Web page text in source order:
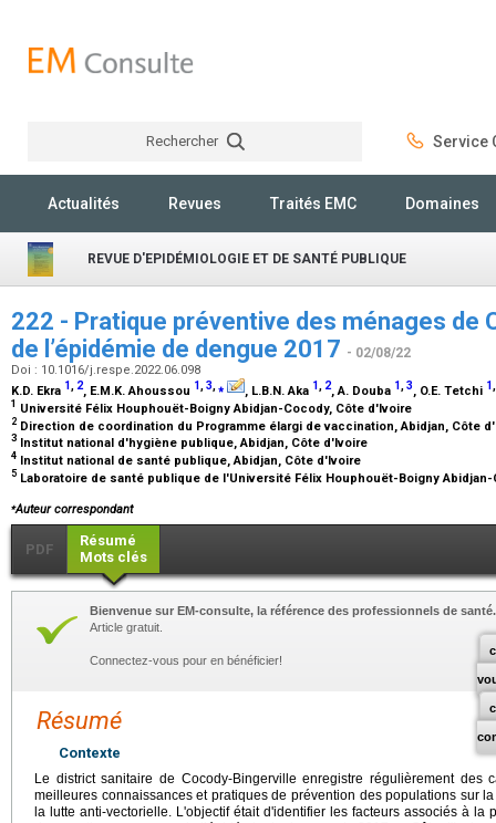
Rechercher Service
Actualités Revues Traités EMC Domaines
REVUE D'EPIDÉMIOLOGIE ET DE SANTÉ PUBLIQUE
222 - Pratique préventive des ménages de
de l’épidémie de dengue 2017 - 02/08/22
Doi : 10.1016/j.respe.2022.06.098
K.D. Ekra 1, 2, E.M.K. Ahoussou 1,3,⁎ , L.B.N. Aka 1, 2, A. Douba 1,3, O.E. Tetchi 1
1 Université Félix Houphouët-Boigny Abidjan-Cocody, Côte d'Ivoire
2 Direction de coordination du Programme élargi de vaccination, Abidjan, Côte
3 Institut national d'hygiène publique, Abidjan, Côte d'Ivoire
4 Institut national de santé publique, Abidjan, Côte d'Ivoire
5 Laboratoire de santé publique de l'Université Félix Houphouët-Boigny
⁎Auteur correspondant
PDF
Résumé
Mots clés
Bienvenue sur EM-consulte, la référence des professionnels de santé.
Article gratuit.
Connectez-vous pour en bénéficier!
Résumé
Contexte
Le district sanitaire de Cocody-Bingerville enregistre régulièrement
meilleures connaissances et pratiques de prévention des populations sur
la lutte anti-vectorielle. L'objectif était d'identifier les facteurs associés à la